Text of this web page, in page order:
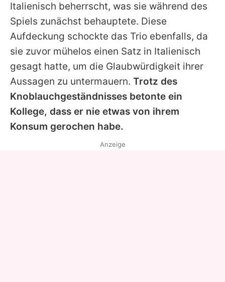
Italienisch beherrscht, was sie während des
Spiels zunächst behauptete. Diese
Aufdeckung schockte das Trio ebenfalls, da
sie zuvor mühelos einen Satz in Italienisch
gesagt hatte, um die Glaubwürdigkeit ihrer
Aussagen zu untermauern. Trotz des
Knoblauchgeständnisses betonte ein
Kollege, dass er nie etwas von ihrem
Konsum gerochen habe.
Anzeige